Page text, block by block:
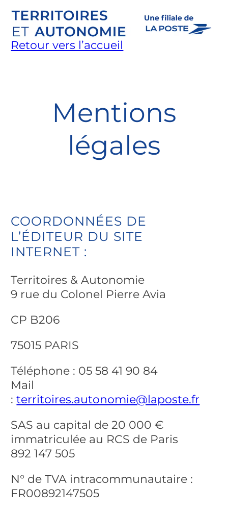
Aller
au
contenu
Retour vers l’accueil
Mentions
légales
COORDONNÉES DE
L’ÉDITEUR DU SITE
INTERNET :
Territoires & Autonomie
9 rue du Colonel Pierre Avia
CP B206
75015 PARIS
Téléphone : 05 58 41 90 84
Mail
:territoires.autonomie@laposte.fr
SAS au capital de 20 000 €
immatriculée au RCS de Paris
892 147 505
N° de TVA intracommunautaire :
FR00892147505